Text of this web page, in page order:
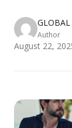
Author
August 22,